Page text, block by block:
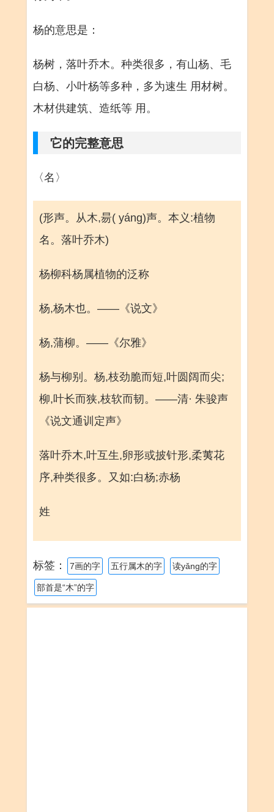
杨的意思是：
杨树，落叶乔木。种类很多，有山杨、毛
白杨、小叶杨等多种，多为速生 用材树。
木材供建筑、造纸等 用。
它的完整意思
〈名〉
(形声。从木,昜( yáng)声。本义:植物
名。落叶乔木)
杨柳科杨属植物的泛称
杨,杨木也。——《说文》
杨,蒲柳。——《尔雅》
杨与柳别。杨,枝劲脆而短,叶圆阔而尖;
柳,叶长而狭,枝软而韧。——清· 朱骏声
《说文通训定声》
落叶乔木,叶互生,卵形或披针形,柔荑花
序,种类很多。又如:白杨;赤杨
姓
标签： 7画的字 五行属木的字 读yǎng的字
部首是“木”的字